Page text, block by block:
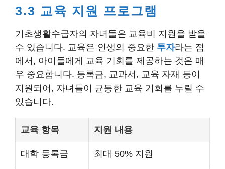
3.3 교육 지원 프로그램
기초생활수급자의 자녀들은 교육비 지원을 받을
수 있습니다. 교육은 인생의 중요한 투자라는 점
에서, 아이들에게 교육 기회를 제공하는 것은 매
우 중요합니다. 등록금, 교과서, 교육 자재 등이
지원되어, 자녀들이 균등한 교육 기회를 누릴 수
있습니다.
교육 항목 지원 내용
대학 등록금 최대 50% 지원